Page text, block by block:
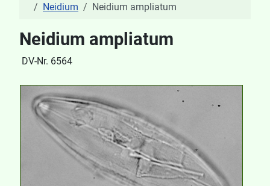
Neidium
Neidium ampliatum
Neidium ampliatum
DV-Nr. 6564